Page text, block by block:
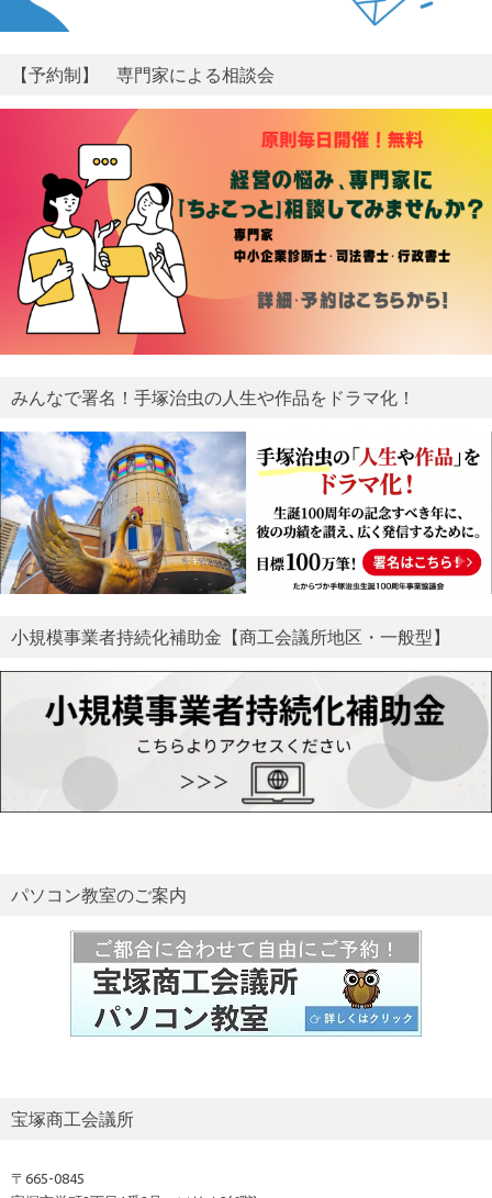
【予約制】 専門家による相談会
みんなで署名！手塚治虫の人生や作品をドラマ化！
小規模事業者持続化補助金【商工会議所地区・一般型】
パソコン教室のご案内
宝塚商工会議所
〒665-0845